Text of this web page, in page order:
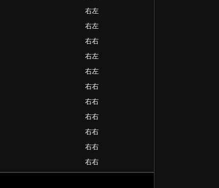
右左
右左
右右
右左
右左
右右
右右
右右
右右
右右
右右